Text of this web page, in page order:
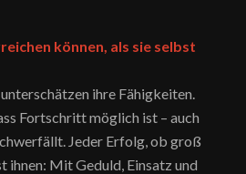
können, als sie selbst
ihre Fähigkeiten.
Fortschritt möglich ist – auch
Jeder Erfolg, ob groß
ihnen: Mit Geduld, Einsatz und